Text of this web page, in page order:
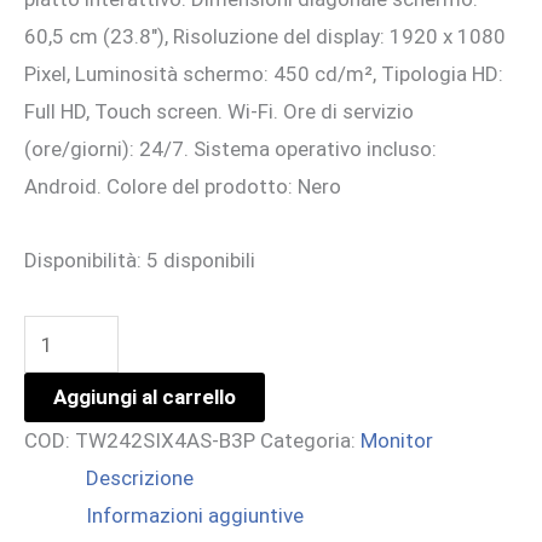
677,73 €.620,00 €.
60,5 cm (23.8″), Risoluzione del display: 1920 x 1080
Pixel, Luminosità schermo: 450 cd/m², Tipologia HD:
Full HD, Touch screen. Wi-Fi. Ore di servizio
(ore/giorni): 24/7. Sistema operativo incluso:
Android. Colore del prodotto: Nero
Disponibilità: 5 disponibili
24
Android
14+GMS
touch
1920x1080
Aggiungi al carrello
COD: TW242SIX4AS-B3P Categoria: Monitor
Descrizione
Informazioni aggiuntive